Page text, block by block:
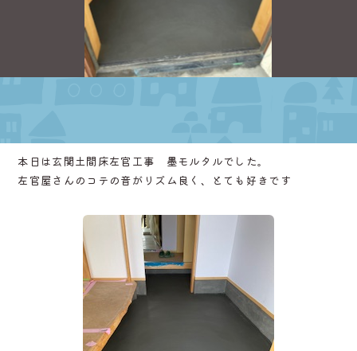
本日は玄関土間床左官工事 墨モルタルでした。
左官屋さんのコテの音がリズム良く、とても好きです